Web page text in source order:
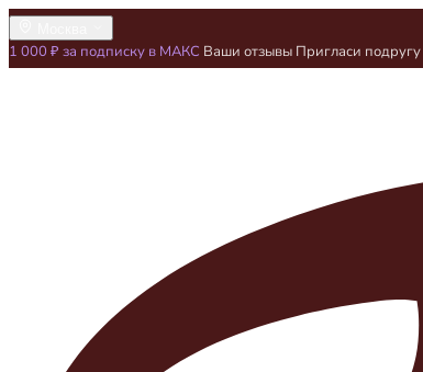
1 000 ₽ за подписку в МАКС Ваши отзывы Пригласи подругу